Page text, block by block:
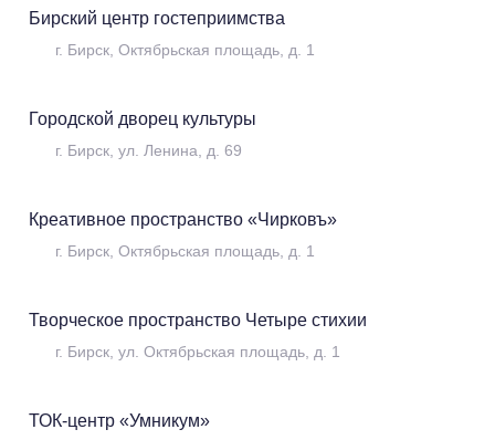
Бирский центр гостеприимства
г. Бирск, Октябрьская площадь, д. 1
Городской дворец культуры
г. Бирск, ул. Ленина, д. 69
Креативное пространство «Чирковъ»
г. Бирск, Октябрьская площадь, д. 1
Развлечения
Творческое пространство Четыре стихии
г. Бирск, ул. Октябрьская площадь, д. 1
ТОК-центр «Умникум»